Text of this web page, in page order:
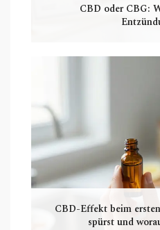
CBD oder CBG:
CBD-Effekt beim
spürst und